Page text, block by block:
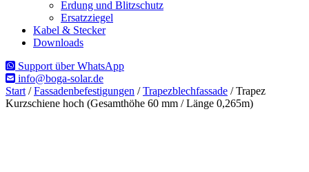
Erdung und Blitzschutz
Ersatzziegel
Kabel & Stecker
Downloads
Support über WhatsApp
info@boga-solar.de
Start /Fassadenbefestigungen /Trapezblechfassade / Trapez
Kurzschiene hoch (Gesamthöhe 60 mm / Länge 0,265m)